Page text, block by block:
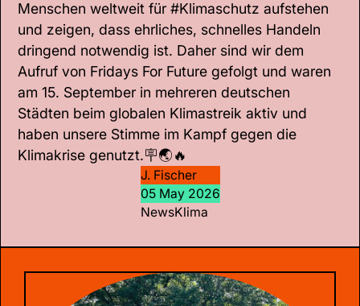
Menschen weltweit für #Klimaschutz aufstehen
und zeigen, dass ehrliches, schnelles Handeln
dringend notwendig ist. Daher sind wir dem
Aufruf von Fridays For Future gefolgt und waren
am 15. September in mehreren deutschen
Städten beim globalen Klimastreik aktiv und
haben unsere Stimme im Kampf gegen die
Klimakrise genutzt.🪧🌏🔥
J. Fischer
05 May 2026
NewsKlima